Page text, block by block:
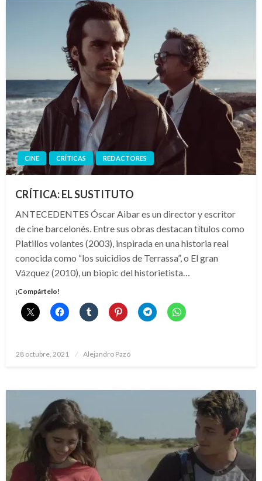
CINE CRÍTICAS REDACTORES
CRÍTICA: EL SUSTITUTO
ANTECEDENTES Óscar Aibar es un director y escritor
de cine barcelonés. Entre sus obras destacan títulos como
Platillos volantes (2003), inspirada en una historia real
conocida como “los suicidios de Terrassa”, o El gran
Vázquez (2010), un biopic del historietista…
¡Compártelo!
Publicado
28 octubre, 2021 Alejandro Pazó